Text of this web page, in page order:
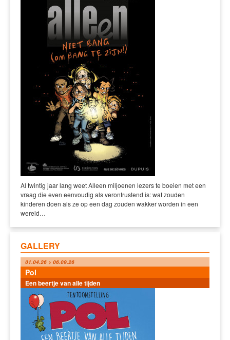
Al twintig jaar lang weet Alleen miljoenen lezers te boeien met een
vraag die even eenvoudig als verontrustend is: wat zouden
kinderen doen als ze op een dag zouden wakker worden in een
wereld…
GALLERY
01.04.26 > 06.09.26
Pol
Een beertje van alle tijden